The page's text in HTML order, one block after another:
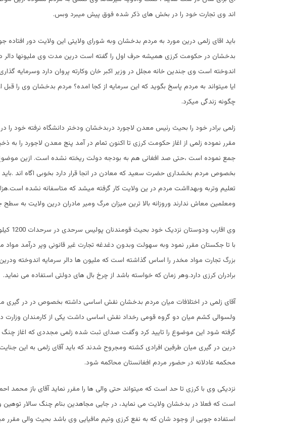
اند وی تجارت خود را در بخش های ذکر شده فوق پیش میبرد وبس.
باید اقای زلمی درین مورد به مردم بدخشان وبه شورای ولایتی این ولایت دور
بدخشان در حکومت کرزی همیشه حرف اول را گفته است درین مدت وی ملیونها دالر در
اندوخته است وی جندین خانه مجلل در وزیر اکبر خان وکارته پروان دارد وسرمایه
ایا میتواند به مردم پاسخ بگوید که این سرمایه از کجا امده؟ مردم بدخشان وی را قبل
چگونه زندگی میکرد.
زلمی برادر خود را بحیث رئیس معدن لاجورد دربدخشان ودختر دانشگاه نرفته خود را در
مقرر نموده زلمی از اغاز حکومت کرزی تا اکنون تمام در آمد پنج معدن لاجورد را
جمع نموده است ،حتی صد افغانی هم به بودجه دولت ریخته نشده است. ازین
بخصوص مردم بخشداری حضرت سعید که معادن در انجا قرار دارد بخوبی اگاه اند
تعلیم وتربه وبهدااشت مردم در ین ولایت کار گرفته میشد که متاسفانه نشده
ومعلمین معاش ندارند وروزانه بالا ترین میزان مرگ ومیر مادران درین ولایت به سطح
وی اقارب
با تا جکستان مقرر نمود وبه سهولت وبدون دغدغه تجارت غیر قانونی وپر درآمد
بزرگ تجارت مواد مخدر را اساس گذاشته است که ملیون ها دالر سرمایه اندوخته
برادران کرزی دارد.وهر زمان که خواسته باشد از چرخ بال های دولتی استفاده می نماید.
ولسوالی کشم میان دو گروه قومی رخداد نقش اساسی داشت یکی از کارمندان وزارت
گرفته شود این موضوع را تایید کرد وگفت صدای ثبت شده زلمی مجددی که اغاز
درین در گیری میان طرفین افرادی کشته ومجروح شدند که باید آقای زلمی به این
محکمه عادلانه در حضور مردم افغانستان محاکمه شود.
نزدیکی وی با کرزی تا حد است که میتواند حتی والی ها را مقرر نماید آقای باز محمد
است که فعلا در بدخشان ولایت می نماید، در جایی مجاهدین بنام چنگ سالار
استفاده جویی از وجود شان که به نفع کرزی وتیم مافیایی وی باشد بحیث والی مقرر